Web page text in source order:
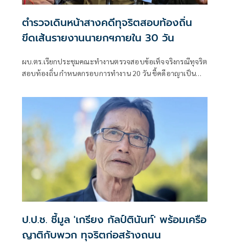
ตำรวจเดินหน้าสางคดีทุจริตสอบท้องถิ่น
ขีดเส้นรายงานนายกฯภายใน 30 วัน
ผบ.ตร.เรียกประชุมคณะทำงานตรวจสอบข้อเท็จจริงกรณีทุจริต
สอบท้องถิ่น กำหนดกรอบการทำงาน 20 วัน ชี้คดีอาญาเป็น
ป.ป.ช. ชี้มูล 'เกรียง กัลป์ตินันท์' พร้อมเครือ
ญาติกับพวก ทุจริตก่อสร้างถนน